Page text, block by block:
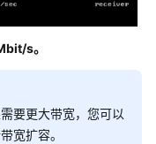
s。
要更大带宽，您可以
宽扩容。